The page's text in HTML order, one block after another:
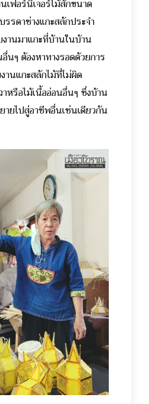
เฟอร์นิเจอร์ไม้สักขนาด
รดาช่างแกะสลักประจำ
านมาแกะที่บ้านในบ้าน
นๆ ต้องหาทางรอดด้วยการ
นแกะสลักไม้ที่ไม่ผิด
หรือไม้เนื้ออ่อนอื่นๆ ซึ่งบ้าน
ายไปสู่อาชีพอื่นเช่นเดียวกัน